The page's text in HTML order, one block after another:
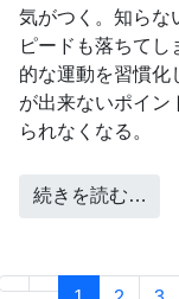
気がつく。知らな
ピードも落ちて
的な運動を習慣化
が出来ないポイン
られなくなる。
続きを読む…